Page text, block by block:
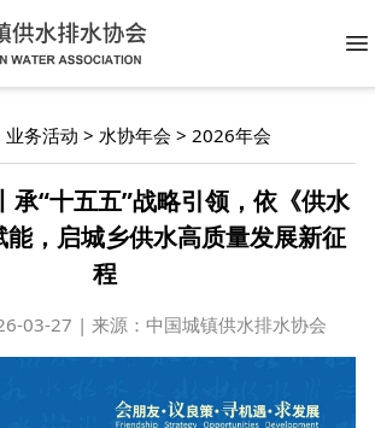
业务活动 > 水协年会 > 2026年会
“十五五”战略引领，依《供水
，启城乡供水高质量发展新征
程
03-27 | 来源：中国城镇供水排水协会